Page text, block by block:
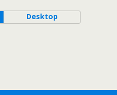
Desktop